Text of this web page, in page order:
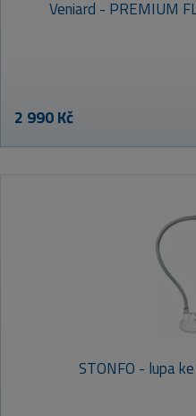
Veniard - PREMIUM
2 990 Kč
STONFO - lupa